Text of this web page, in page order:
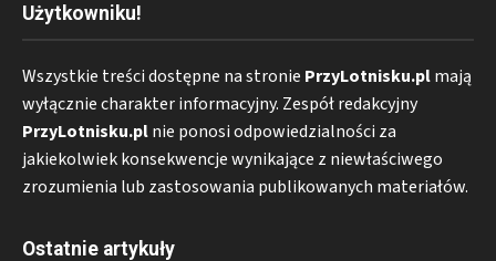
Użytkowniku!
Wszystkie treści dostępne na stronie PrzyLotnisku.plmają
wyłącznie charakter informacyjny. Zespół redakcyjny
PrzyLotnisku.plnie ponosi odpowiedzialności za
jakiekolwiek konsekwencje wynikające z niewłaściwego
zrozumienia lub zastosowania publikowanych materiałów.
Ostatnie artykuły